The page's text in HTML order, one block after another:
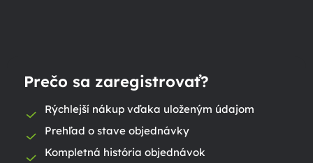
Prečo sa zaregistrovať?
Rýchlejší nákup vďaka uloženým údajom
Prehľad o stave objednávky
Kompletná história objednávok